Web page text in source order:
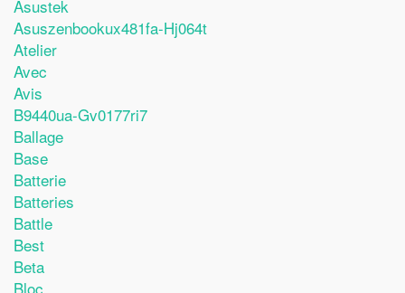
Asustek
Asuszenbookux481fa-Hj064t
Atelier
Avec
Avis
B9440ua-Gv0177ri7
Ballage
Base
Batterie
Batteries
Battle
Best
Beta
Bloc